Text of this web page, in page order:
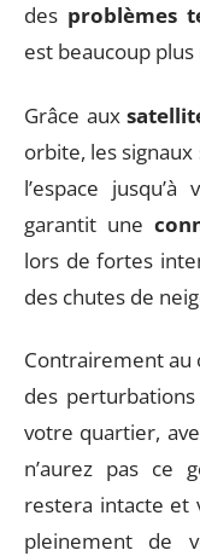
des problèmes
est beaucoup
Grâce aux
orbite, les
l’espace
garantit une
lors de fortes
des chutes de
Contrairement au
des
votre quartier,
n’aurez pas ce
restera intacte et
pleinement de